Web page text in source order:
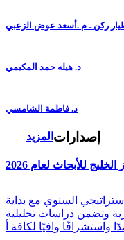
ركن ـ م .أسعد عوض الزعبي
د. هيله حمد المكيمي
د. فاطمة الشامسي
المزيد إصدارات
للأبحاث لعام 2026
السنوي مع بداية
وتضمن دراسات تحليلية
وافيًا لكافة أ